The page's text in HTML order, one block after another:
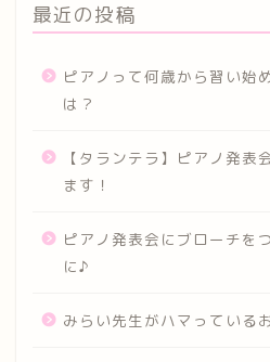
最近の投稿
ピアノって何歳から習い始
は？
【タランテラ】ピアノ発表
ます！
ピアノ発表会にブローチを
に♪
みらい先生がハマっている